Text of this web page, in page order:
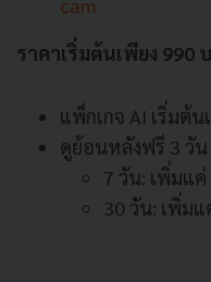
ราคาเริ่มต้นเพียง 990
แพ็กเกจ AI เริ่มต้
ดูย้อนหลังฟรี 3 วั
7 วัน: เพิ่มแ
30 วัน: เพิ่ม